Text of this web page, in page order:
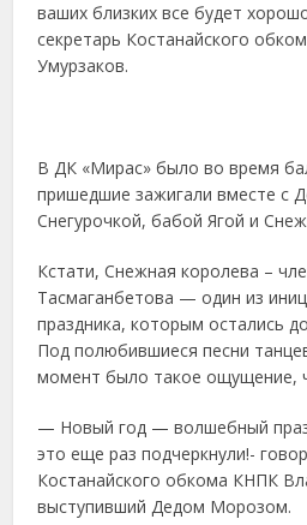
ваших близких все будет
секретарь Костанайского
Умурзаков.
В ДК «Мирас» было во время
пришедшие зажигали вместе с
Снегурочкой, бабой Ягой и
Кстати, Снежная королева –
Тасмаганбетова — один из
праздника, которым остались
Под полюбившиеся песни
момент было такое ощущение,
— Новый год — волшебный
это еще раз подчеркнули!-
Костанайского обкома КНПК
выступивший Дедом Морозом.